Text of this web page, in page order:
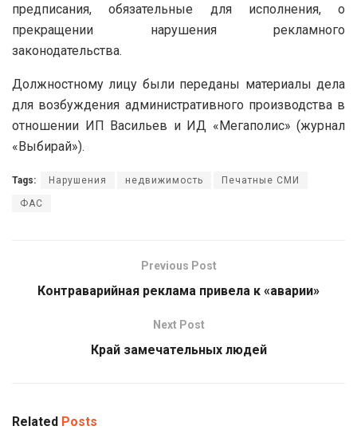
предписания, обязательные для исполнения, о
прекращении нарушения рекламного
законодательства.
Должностному лицу были переданы материалы дела
для возбуждения административного производства в
отношении ИП Васильев и ИД «Мегаполис» (журнал
«Выбирай»).
Tags: Нарушения недвижимость Печатные СМИ
ФАС
Previous Post
Контраварийная реклама привела к «аварии»
Next Post
Край замечательных людей
Related Posts